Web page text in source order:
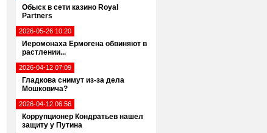
Обыск в сети казино Royal
Partners
2026-05-26 10:20
Иеромонаха Ермогена обвиняют в
растлении...
2026-04-12 07:09
Гладкова снимут из-за дела
Мошковича?
2026-04-12 06:56
Коррупционер Кондратьев нашел
защиту у Путина